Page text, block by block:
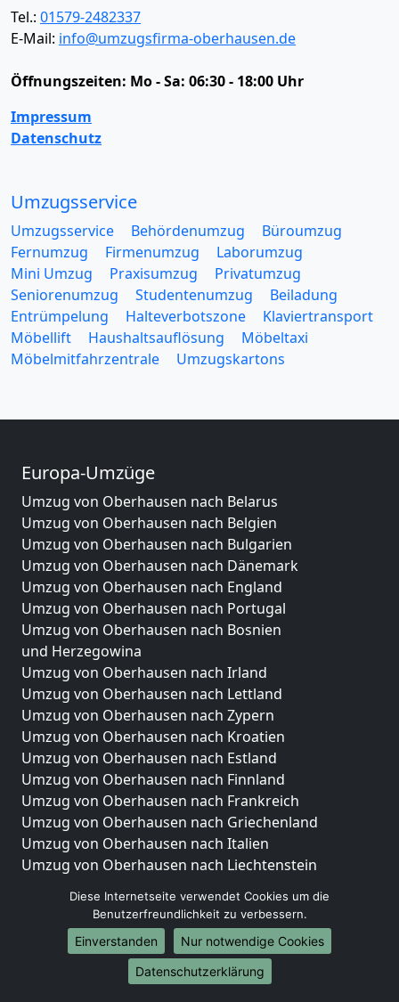
Tel.: 01579-2482337
E-Mail: info@umzugsfirma-oberhausen.de
Öffnungszeiten: Mo - Sa: 06:30 - 18:00 Uhr
Impressum
Datenschutz
Umzugsservice
Umzugsservice Behördenumzug
Büroumzug
Fernumzug
Firmenumzug
Laborumzug
Mini Umzug
Praxisumzug
Privatumzug
Seniorenumzug
Studentenumzug
Beiladung
Entrümpelung
Halteverbotszone
Klaviertransport
Möbellift
Haushaltsauflösung
Möbeltaxi
Möbelmitfahrzentrale
Umzugskartons
Europa-Umzüge
Umzug von Oberhausen nach Belarus
Umzug von Oberhausen nach Belgien
Umzug von Oberhausen nach Bulgarien
Umzug von Oberhausen nach Dänemark
Umzug von Oberhausen nach England
Umzug von Oberhausen nach Portugal
Umzug von Oberhausen nach Bosnien
und Herzegowina
Umzug von Oberhausen nach Irland
Umzug von Oberhausen nach Lettland
Umzug von Oberhausen nach Zypern
Umzug von Oberhausen nach Kroatien
Umzug von Oberhausen nach Estland
Umzug von Oberhausen nach Finnland
Umzug von Oberhausen nach Frankreich
Umzug von Oberhausen nach Griechenland
Umzug von Oberhausen nach Italien
Umzug von Oberhausen nach Liechtenstein
Umzug von Oberhausen nach Niederlande
Umzug von Oberhausen nach Norwegen
Umzüge-Deutschlandweit
Diese Internetseite verwendet Cookies um die
Benutzerfreundlichkeit zu verbessern.
Einverstanden
Nur notwendige Cookies
Datenschutzerklärung